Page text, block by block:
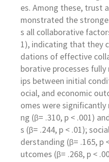
es. Among these, trust
monstrated the
s all collaborative
1), indicating that they
dations of effective
borative processes
ips between initial
ocial, and economic
omes were
ng (β= .310, p < .001)
s (β= .244, p < .01);
derstanding (β= .165, p
utcomes (β= .268, p <